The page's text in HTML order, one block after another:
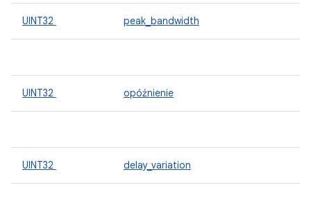
UINT32 peak_bandwidth
UINT32 opóźnienie
UINT32 delay_variation